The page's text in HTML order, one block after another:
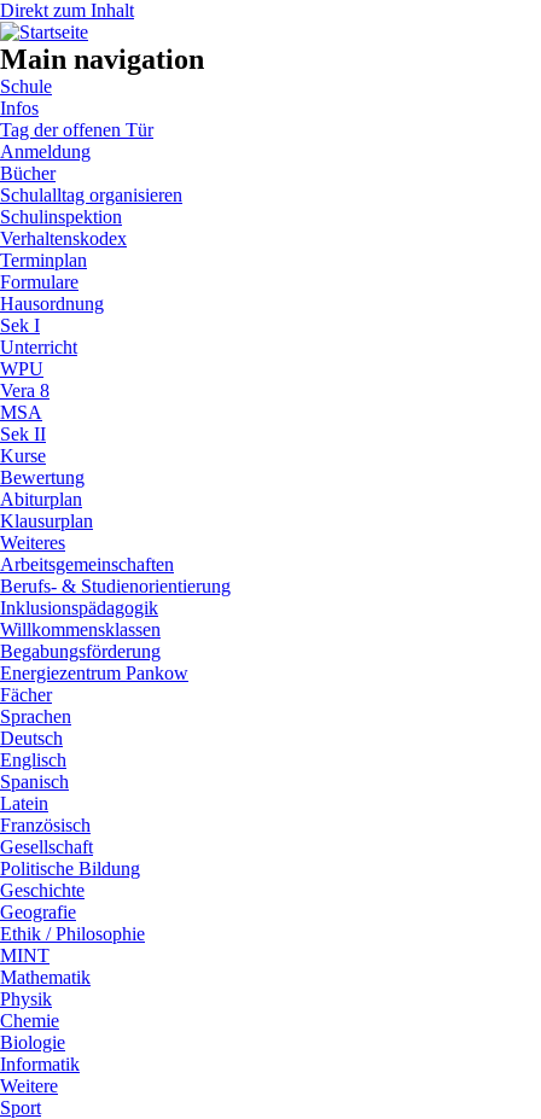
Direkt zum Inhalt
Main navigation
Schule
Infos
Tag der offenen Tür
Anmeldung
Bücher
Schulalltag organisieren
Schulinspektion
Verhaltenskodex
Terminplan
Formulare
Hausordnung
Sek I
Unterricht
WPU
Vera 8
MSA
Sek II
Kurse
Bewertung
Abiturplan
Klausurplan
Weiteres
Arbeitsgemeinschaften
Berufs- & Studienorientierung
Inklusionspädagogik
Willkommensklassen
Begabungsförderung
Energiezentrum Pankow
Fächer
Sprachen
Deutsch
Englisch
Spanisch
Latein
Französisch
Gesellschaft
Politische Bildung
Geschichte
Geografie
Ethik / Philosophie
MINT
Mathematik
Physik
Chemie
Biologie
Informatik
Weitere
Sport